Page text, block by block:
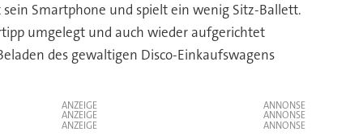
Smartphone und spielt ein wenig Sitz-Ballett.
umgelegt und auch wieder aufgerichtet
des gewaltigen Disco-Einkaufswagens
ANZEIGE
ANZEIGE
ANZEIGE